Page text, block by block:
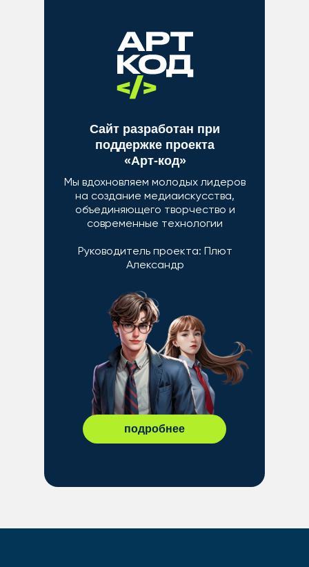
Сайт разработан при
поддержке проекта
«Арт-код»
Мы вдохновляем молодых лидеров
на создание медиаискусства,
объединяющего творчество и
современные технологии
Руководитель проекта: Плют
Александр
подробнее